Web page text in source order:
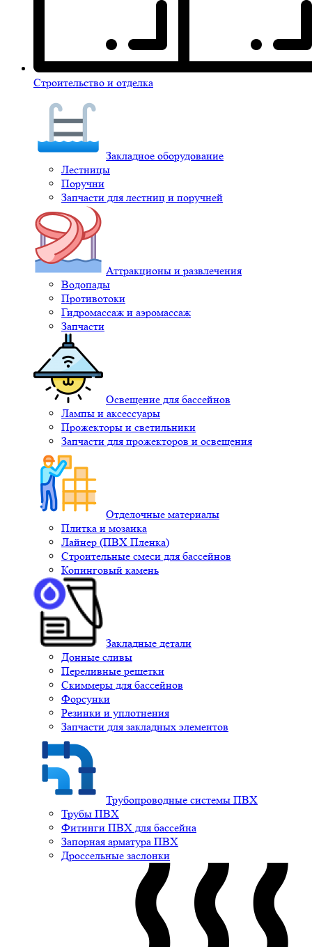
Строительство и отделка
Закладное оборудование
Лестницы
Поручни
Запчасти для лестниц и поручней
Аттракционы и развлечения
Водопады
Противотоки
Гидромассаж и аэромассаж
Запчасти
Освещение для бассейнов
Лампы и аксессуары
Прожекторы и светильники
Запчасти для прожекторов и освещения
Отделочные материалы
Плитка и мозаика
Лайнер (ПВХ Пленка)
Строительные смеси для бассейнов
Копинговый камень
Закладные детали
Донные сливы
Переливные решетки
Скиммеры для бассейнов
Форсунки
Резинки и уплотнения
Запчасти для закладных элементов
Трубопроводные системы ПВХ
Трубы ПВХ
Фитинги ПВХ для бассейна
Запорная арматура ПВХ
Дроссельные заслонки